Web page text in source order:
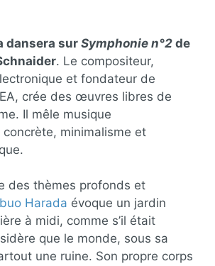
dansera surSymphonie n°2 de
. Le compositeur,
et fondateur de
crée des œuvres libres de
Il mêle musique
minimalisme et
des thèmes profonds et
Harada évoque un jardin
à midi, comme s’il était
que le monde, sous sa
une ruine. Son propre corps